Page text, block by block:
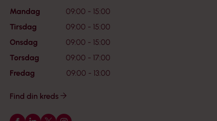
Mandag
09:00 - 15:00
Tirsdag
09:00 - 15:00
Onsdag
09:00 - 15:00
Torsdag
09:00 - 17:00
Fredag
09:00 - 13:00
Find din kreds